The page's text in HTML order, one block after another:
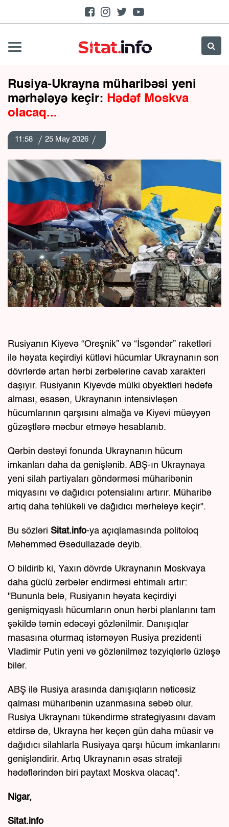
Rusiya-Ukrayna müharibəsi yeni
mərhələyə keçir: Hədəf Moskva
olacaq...
11:58 25 May 2026
Rusiyanın Kiyevə “Oreşnik” və “İsgəndər” raketləri
ilə həyata keçirdiyi kütləvi hücumlar Ukraynanın son
dövrlərdə artan hərbi zərbələrinə cavab xarakteri
daşıyır. Rusiyanın Kiyevdə mülki obyektləri hədəfə
alması, əsasən, Ukraynanın intensivləşən
hücumlarının qarşısını almağa və Kiyevi müəyyən
güzəştlərə məcbur etməyə hesablanıb.
Qərbin dəstəyi fonunda Ukraynanın hücum
imkanları daha da genişlənib. ABŞ-ın Ukraynaya
yeni silah partiyaları göndərməsi müharibənin
miqyasını və dağıdıcı potensialını artırır. Müharibə
artıq daha təhlükəli və dağıdıcı mərhələyə keçir".
Bu sözləri Sitat.info-ya açıqlamasında politoloq
Məhəmməd Əsədullazadə deyib.
O bildirib ki, Yaxın dövrdə Ukraynanın Moskvaya
daha güclü zərbələr endirməsi ehtimalı artır:
"Bununla belə, Rusiyanın həyata keçirdiyi
genişmiqyaslı hücumların onun hərbi planlarını tam
şəkildə təmin edəcəyi gözlənilmir. Danışıqlar
masasına oturmaq istəməyən Rusiya prezidenti
Vladimir Putin yeni və gözlənilməz təzyiqlərlə üzləşə
bilər.
ABŞ ilə Rusiya arasında danışıqların nəticəsiz
qalması müharibənin uzanmasına səbəb olur.
Rusiya Ukraynanı tükəndirmə strategiyasını davam
etdirsə də, Ukrayna hər keçən gün daha müasir və
dağıdıcı silahlarla Rusiyaya qarşı hücum imkanlarını
genişləndirir. Artıq Ukraynanın əsas strateji
hədəflərindən biri paytaxt Moskva olacaq".
Nigar,
Sitat.info